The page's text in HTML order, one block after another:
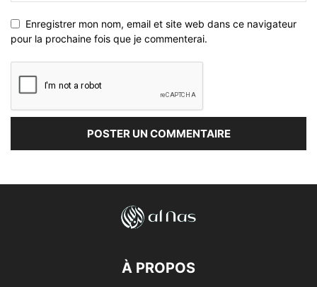
Enregistrer mon nom, email et site web dans ce navigateur
pour la prochaine fois que je commenterai.
À PROPOS